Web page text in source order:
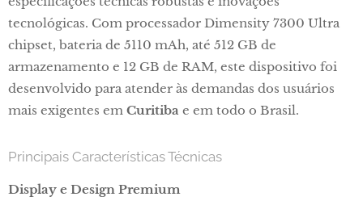
tecnológicas. Com processador Dimensity 7300 Ultra
chipset, bateria de 5110 mAh, até 512 GB de
armazenamento e 12 GB de RAM, este dispositivo foi
desenvolvido para atender às demandas dos usuários
mais exigentes em Curitiba e em todo o Brasil.
Principais Características Técnicas
Display e Design Premium